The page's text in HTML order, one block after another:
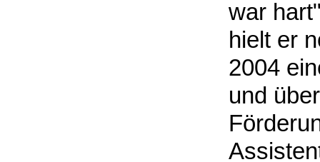
war
hielt er
2004
und